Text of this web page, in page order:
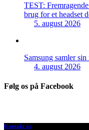
TEST:
brug for et headset
5. august 2026
Samsung samler
4. august 2026
Følg os på Facebook
Kontakt os